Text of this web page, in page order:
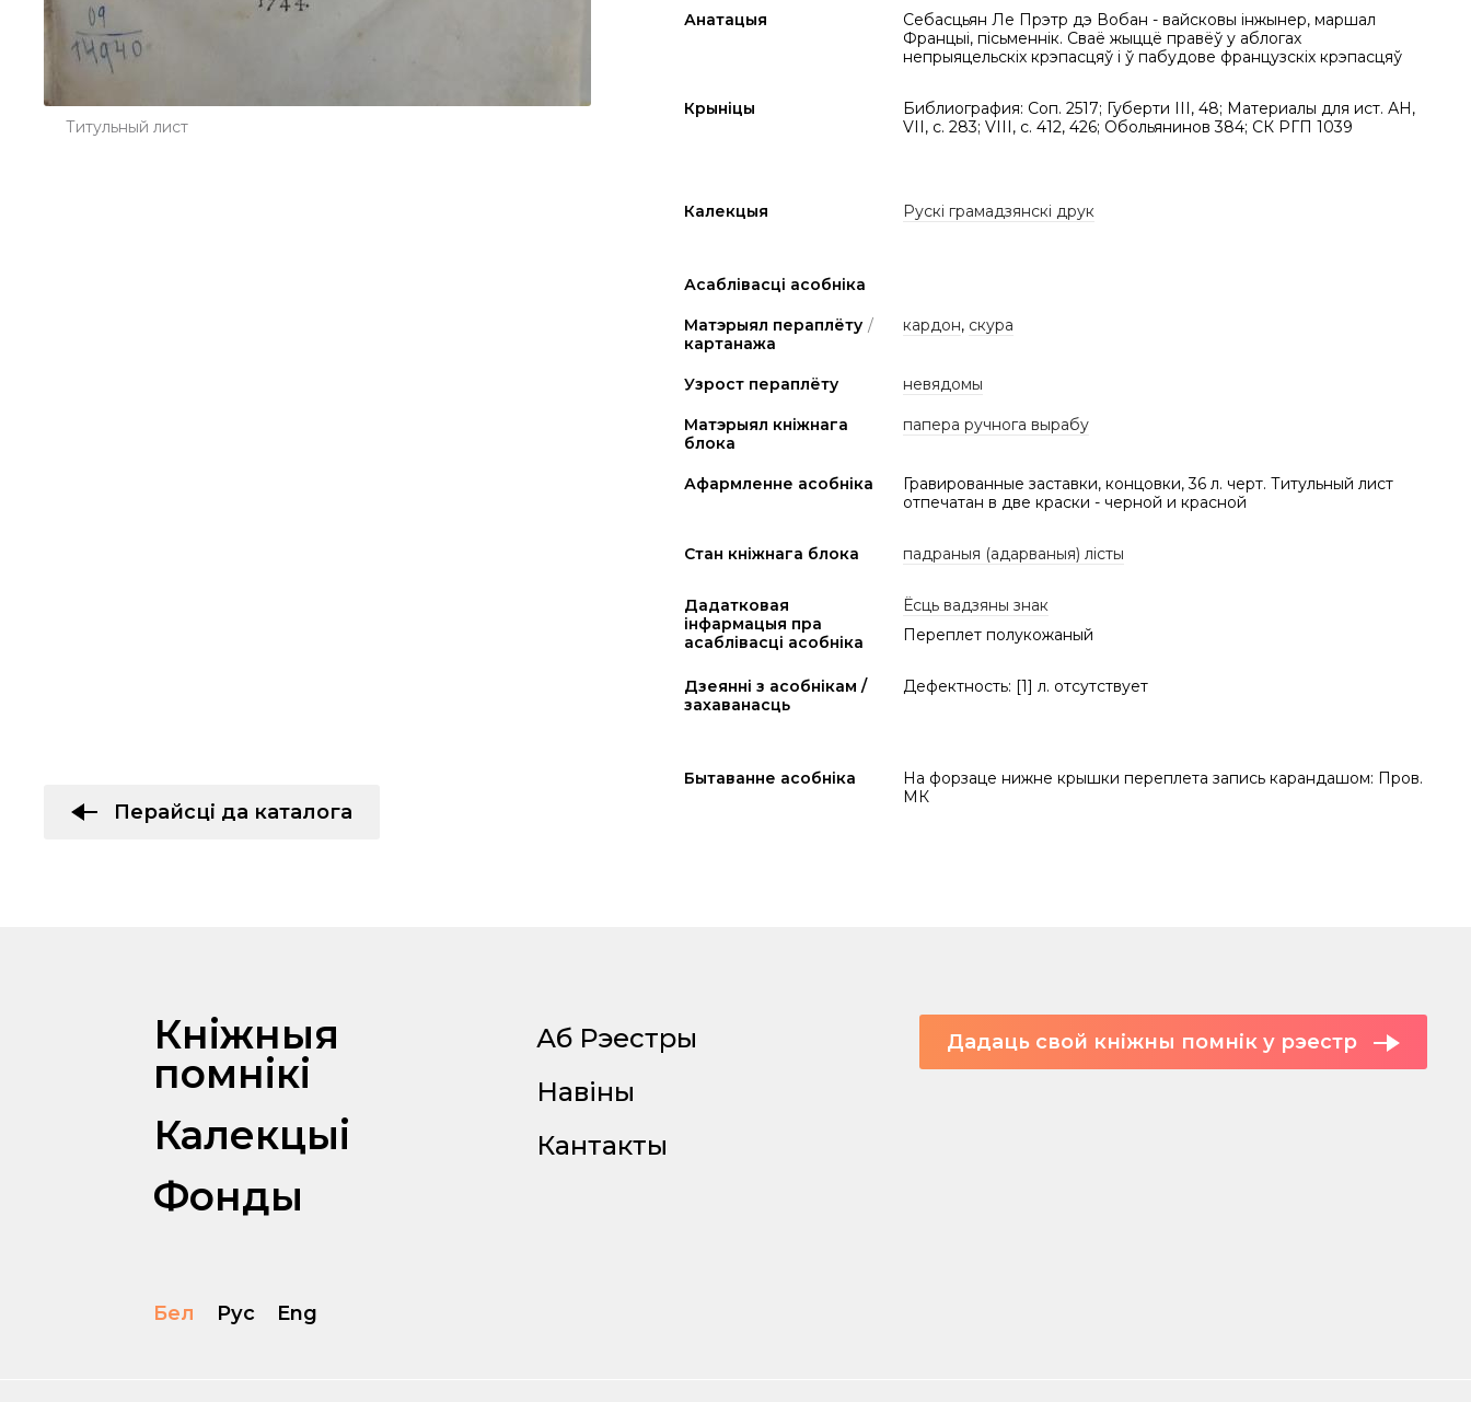
Титульный лист
Перайсці да каталога
Анатацыя
Себасцьян Ле Прэтр дэ Вобан - вайсковы інжынер, маршал
Францыі, пісьменнік. Сваё жыццё правёў у аблогах
непрыяцельскіх крэпасцяў і ў пабудове французскіх крэпасцяў
Крыніцы
Библиография: Соп. 2517; Губерти III, 48; Материалы для ист. АН,
VIІ, с. 283; VIII, c. 412, 426; Обольянинов 384; СК РГП 1039
Калекцыя Рускі грамадзянскі друк
Асаблівасці асобніка
Матэрыял пераплёту /
картанажа
кардон, скура
Узрост пераплёту невядомы
Матэрыял кніжнага
блока
папера ручнога вырабу
Афармленне асобніка
Гравированные заставки, концовки, 36 л. черт. Титульный лист
отпечатан в две краски - черной и красной
Стан кніжнага блока падраныя (адарваныя) лісты
Дадатковая
інфармацыя пра
асаблівасці асобніка
Ёсць вадзяны знак
Переплет полукожаный
Дзеянні з асобнікам /
захаванасць
Дефектность: [1] л. отсутствует
Бытаванне асобніка
На форзаце нижне крышки переплета запись карандашом: Пров.
МК
Кніжныя
помнікі
Калекцыі
Фонды
Бел Рус Eng
Аб Рэестры
Навіны
Кантакты
Дадаць свой кніжны помнік у рэестр